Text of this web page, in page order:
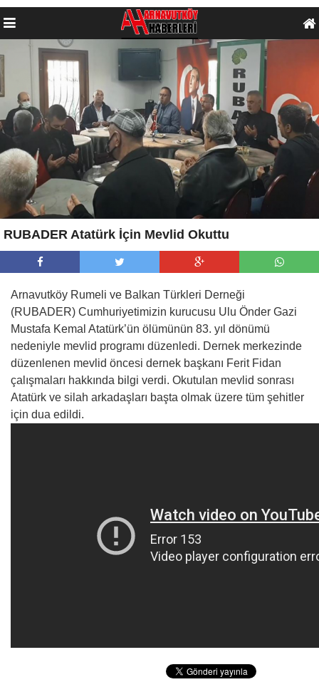
RUBADER Atatürk İçin Mevlid Okuttu
Arnavutköy Rumeli ve Balkan Türkleri Derneği
(RUBADER) Cumhuriyetimizin kurucusu Ulu Önder Gazi
Mustafa Kemal Atatürk’ün ölümünün 83. yıl dönümü
nedeniyle mevlid programı düzenledi. Dernek merkezinde
düzenlenen mevlid öncesi dernek başkanı Ferit Fidan
çalışmaları hakkında bilgi verdi. Okutulan mevlid sonrası
Atatürk ve silah arkadaşları başta olmak üzere tüm şehitler
için dua edildi.